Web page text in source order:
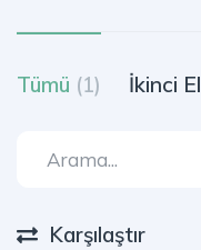
Tümü (1) İkinci El
Karşılaştır